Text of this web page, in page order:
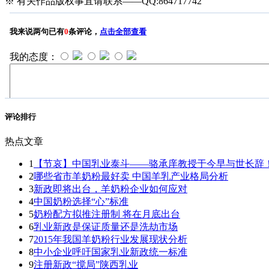
评论排行
热点文章
1
【节哀】中国乳业泰斗——骆承庠教授于今早与世长辞
2哪些省市羊奶粉最好卖 中国羊乳产业格局分析
3新政即将出台，羊奶粉企业如何应对
4中国奶粉选择“心”标准
5奶粉配方拟推注册制 将在月底出台
6乳业新政是保证质量还是洗劫市场
72015年我国羊奶粉行业发展现状分析
8中小企业呼吁国家乳业新政统一标准
9注册新政“搅局”陕西乳业